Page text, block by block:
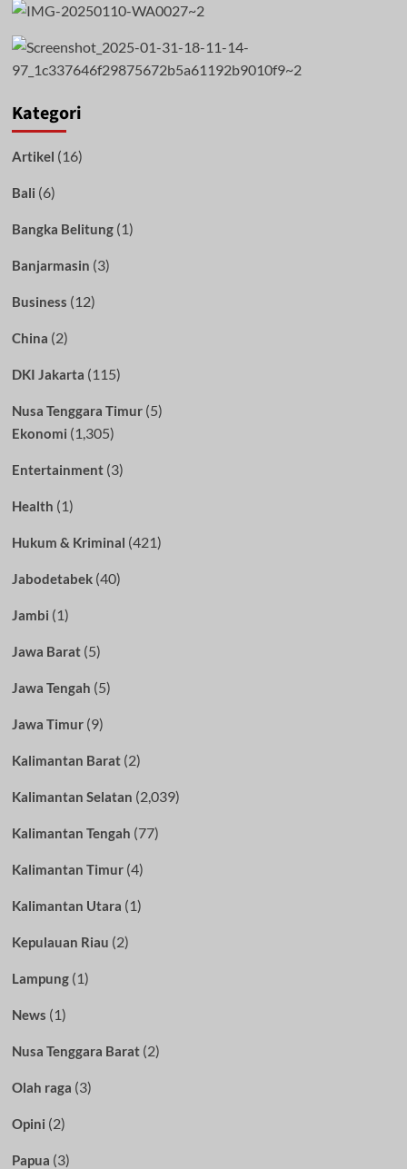
Kategori
Artikel (16)
Bali (6)
Bangka Belitung(1)
Banjarmasin (3)
Business (12)
China (2)
DKI Jakarta (115)
Nusa Tenggara Timur(5)
Ekonomi (1,305)
Entertainment(3)
Health (1)
Hukum & Kriminal (421)
Jabodetabek(40)
Jambi (1)
Jawa Barat(5)
Jawa Tengah (5)
Jawa Timur(9)
Kalimantan Barat(2)
Kalimantan Selatan (2,039)
Kalimantan Tengah (77)
Kalimantan Timur(4)
Kalimantan Utara (1)
Kepulauan Riau (2)
Lampung(1)
News (1)
Nusa Tenggara Barat(2)
Olah raga (3)
Opini (2)
Papua (3)